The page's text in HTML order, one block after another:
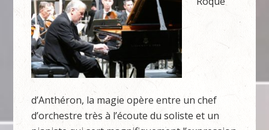
d’Anthéron, la magie opère entre un chef
d’orchestre très à l’écoute du soliste et un